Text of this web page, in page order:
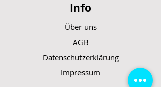
Info
Über uns
AGB
Datenschutzerklärung
Impressum